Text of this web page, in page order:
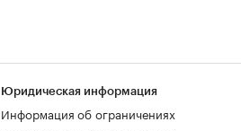
Юридическая информация
Информация об ограничениях